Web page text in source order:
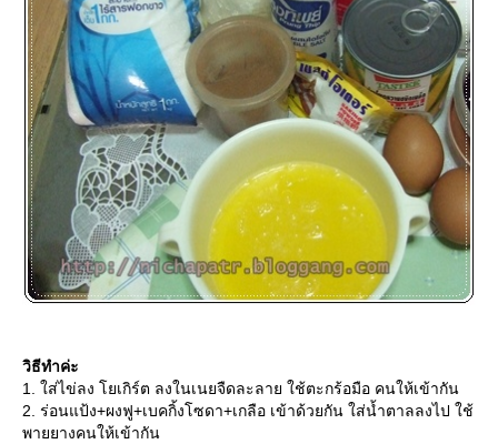
วิธีทำค่ะ
1. ใส่ไข่ลง โยเกิร์ต ลงในเนยจืดละลาย ใช้ตะกร้อมือ คนให้เข้ากัน
2. ร่อนแป้ง+ผงฟู+เบคกิ้งโซดา+เกลือ เข้าด้วยกัน ใส่น้ำตาลลงไป ใช้
พายยางคนให้เข้ากัน